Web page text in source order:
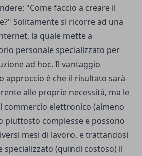
"Come faccio a creare il
Solitamente si ricorre ad una
la quale mette a
personale specializzato per
ad hoc. Il vantaggio
approccio è che il risultato sarà
alle proprie necessità, ma le
commercio elettronico (almeno
piuttosto complesse e possono
mesi di lavoro, e trattandosi
specializzato (quindi costoso) il